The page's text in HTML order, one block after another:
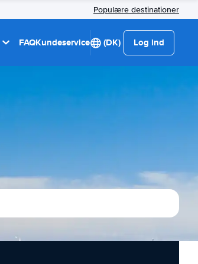
Populære destinationer
FAQKundeservice (DK) Log ind